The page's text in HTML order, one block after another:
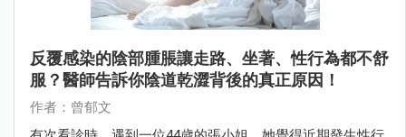
反覆感染的陰部腫脹讓走路、坐著、性行為都不舒
服？醫師告訴你陰道乾澀背後的真正原因！
作者：曾郁文